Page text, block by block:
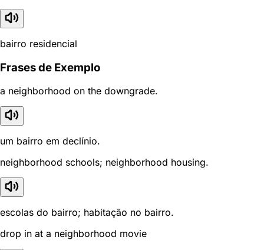
bairro residencial
Frases de Exemplo
a neighborhood on the downgrade.
um bairro em declínio.
neighborhood schools; neighborhood housing.
escolas do bairro; habitação no bairro.
drop in at a neighborhood movie